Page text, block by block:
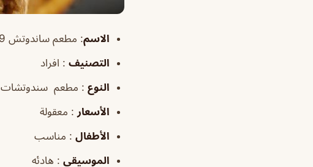
الاسم: مطعم ساندوتش 99 |
التصنيف : افراد
النوع : مطعم سندوتشات
الأسعار : معقولة
الأطفال : مناسب
الموسيقى : هادئه